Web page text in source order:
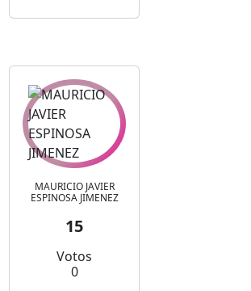
MAURICIO JAVIER
ESPINOSA JIMENEZ
15
Votos
0